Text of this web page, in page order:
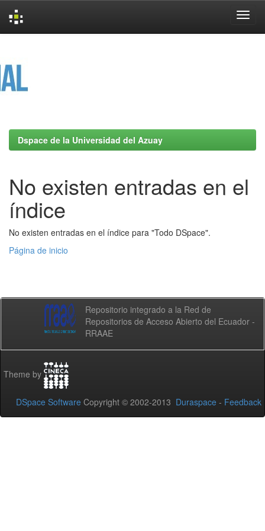
Dspace de la Universidad del Azuay
No existen entradas en el
índice
No existen entradas en el índice para "Todo DSpace".
Página de inicio
Repositorio integrado a la Red de
Repositorios de Acceso Abierto del Ecuador -
RRAAE
Theme by
DSpace Software Copyright © 2002-2013 Duraspace - Feedback